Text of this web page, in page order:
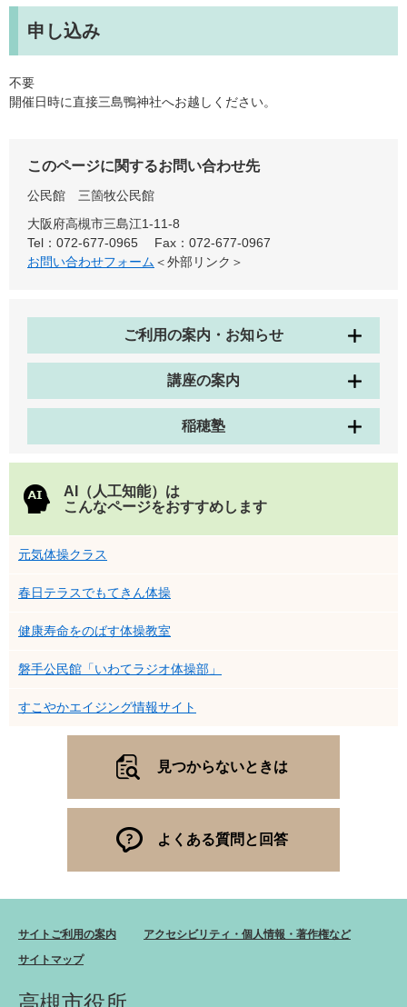
申し込み
不要
開催日時に直接三島鴨神社へお越しください。
このページに関するお問い合わせ先
公民館
三箇牧公民館
大阪府高槻市三島江1-11-8
Tel：072-677-0965
Fax：072-677-0967
お問い合わせフォーム ＜外部リンク＞
ご利用の案内・お知らせ
講座の案内
稲穂塾
AI（人工知能）は
こんなページをおすすめします
元気体操クラス
春日テラスでもてきん体操
健康寿命をのばす体操教室
磐手公民館「いわてラジオ体操部」
すこやかエイジング情報サイト
見つからないときは
よくある質問と回答
サイトご利用の案内
アクセシビリティ・個人情報・著作権など
サイトマップ